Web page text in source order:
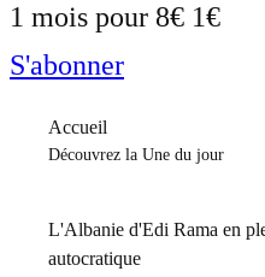
1 mois pour 8€ 1€
S'abonner
Accueil
Découvrez la Une du jour
L'Albanie d'Edi Rama en
autocratique